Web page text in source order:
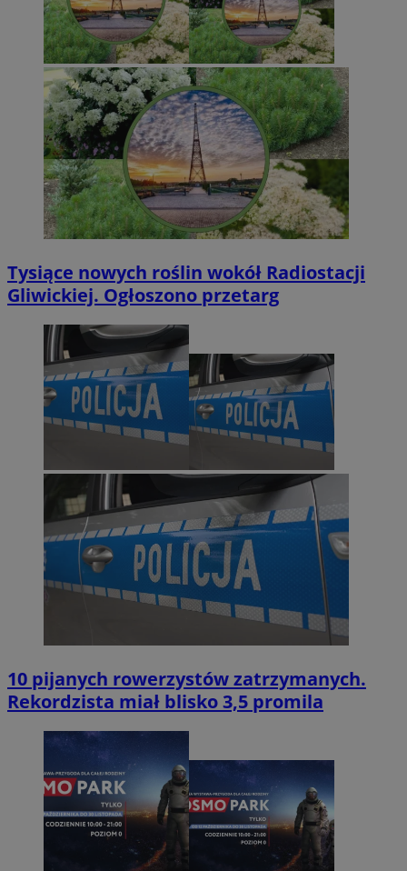
Tysiące nowych roślin wokół Radiostacji
Gliwickiej. Ogłoszono przetarg
10 pijanych rowerzystów zatrzymanych.
Rekordzista miał blisko 3,5 promila